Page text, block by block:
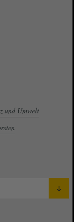
und Umwelt